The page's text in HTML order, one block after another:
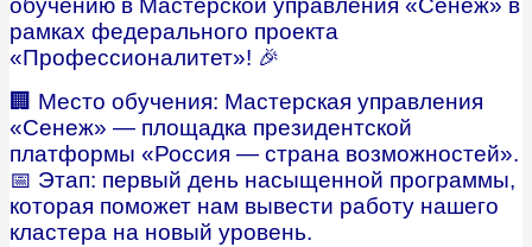
обучению в Мастерской управления «Сенеж» в
рамках федерального проекта
«Профессионалитет»! 🎉
🏢 Место обучения: Мастерская управления
«Сенеж» — площадка президентской
платформы «Россия — страна возможностей».
📅 Этап: первый день насыщенной программы,
которая поможет нам вывести работу нашего
кластера на новый уровень.